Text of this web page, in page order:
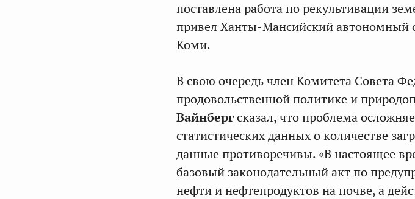
поставлена работа по рекультивации
привел Ханты-Мансийский автономный
Коми.
В свою очередь член Комитета Совета
продовольственной политике и
Вайнбергсказал, что проблема
статистических данных о количестве
данные противоречивы. «В настоящее
базовый законодательный акт по
нефти и нефтепродуктов на почве, а